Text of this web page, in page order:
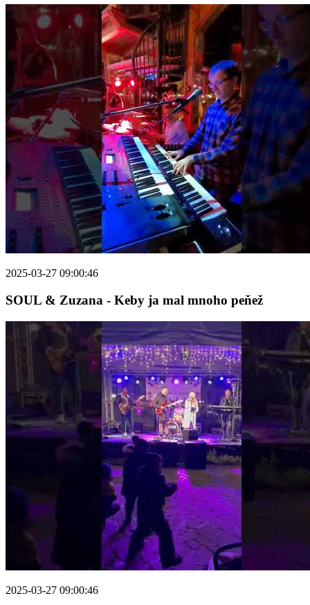
2025-03-27 09:00:46
SOUL & Zuzana - Keby ja mal mnoho peňež
2025-03-27 09:00:46